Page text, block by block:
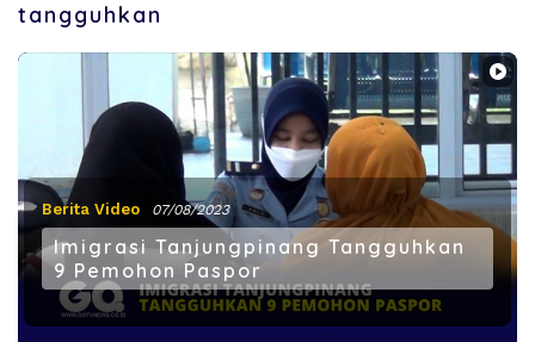
tangguhkan
Berita Video 07/08/2023
Imigrasi Tanjungpinang Tangguhkan
9 Pemohon Paspor